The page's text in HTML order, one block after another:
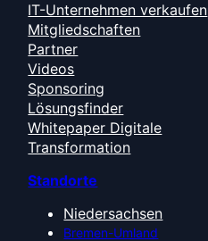
IT-Unternehmen verkaufen
Mitgliedschaften
Partner
Videos
Sponsoring
Lösungsfinder
Whitepaper Digitale
Transformation
Standorte
Niedersachsen
Bremen-Umland